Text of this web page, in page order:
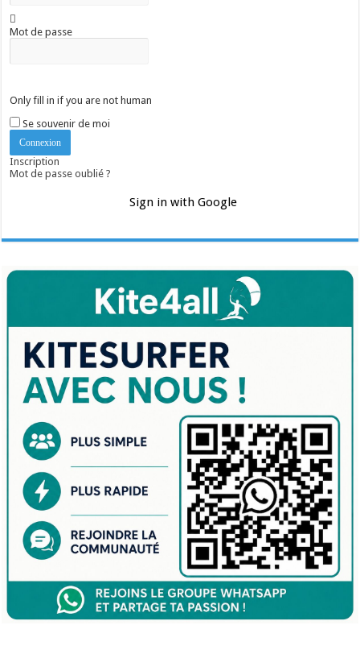
Mot de passe
Only fill in if you are not human
Se souvenir de moi
Inscription
Mot de passe oublié ?
Sign in with Google